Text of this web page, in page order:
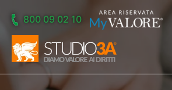
800 09 02 10